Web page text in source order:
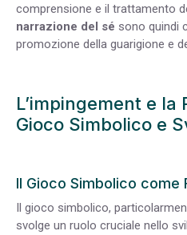
comprensione e il trattamento
narrazione del sé sono quindi
promozione della guarigione e
L’impingement e la
Gioco Simbolico e
Il Gioco Simbolico come
Il gioco simbolico,
svolge un ruolo cruciale nello